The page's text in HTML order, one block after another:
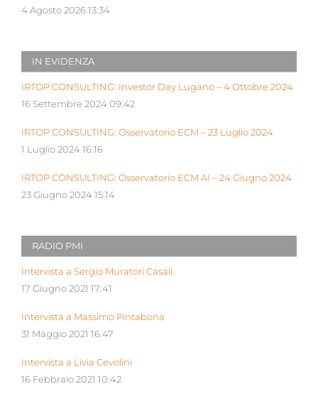
4 Agosto 2026 13:34
IN EVIDENZA
IRTOP CONSULTING: Investor Day Lugano – 4 Ottobre 2024
16 Settembre 2024 09:42
IRTOP CONSULTING: Osservatorio ECM – 23 Luglio 2024
1 Luglio 2024 16:16
IRTOP CONSULTING: Osservatorio ECM AI – 24 Giugno 2024
23 Giugno 2024 15:14
RADIO PMI
Intervista a Sergio Muratori Casali
17 Giugno 2021 17:41
Intervista a Massimo Pintabona
31 Maggio 2021 16:47
Intervista a Livia Cevolini
16 Febbraio 2021 10:42